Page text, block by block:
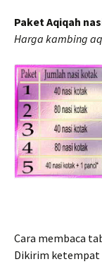
Paket Aqiqah
Harga kambing
Cara membaca
Dikirim ketempat